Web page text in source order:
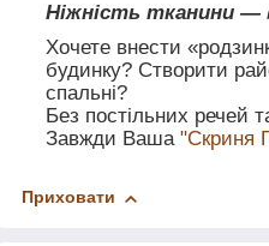
Ніжність тканини
Хочете внести
будинку? Створити
спальні?
Без постільних речей
Завжди Ваша "Скриня
Приховати